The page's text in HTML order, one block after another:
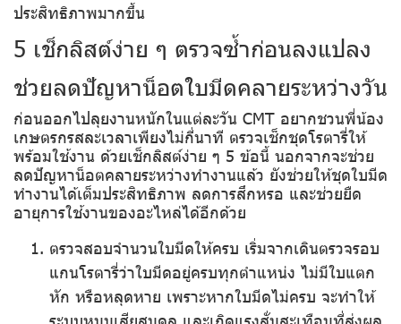
ประสิทธิภาพมากขึ้น
5 เช็กลิสต์ง่าย ๆ ตรวจซ้ำก่อนลงแปลง
ช่วยลดปัญหาน็อตใบมีดคลายระหว่างวัน
ก่อนออกไปลุยงานหนักในแต่ละวัน CMT อยากชวนพี่น้อง
เกษตรกรสละเวลาเพียงไม่กี่นาที ตรวจเช็กชุดโรตารี่ให้
พร้อมใช้งาน ด้วยเช็กลิสต์ง่าย ๆ 5 ข้อนี้ นอกจากจะช่วย
ลดปัญหาน็อตคลายระหว่างทำงานแล้ว ยังช่วยให้ชุดใบมีด
ทำงานได้เต็มประสิทธิภาพ ลดการสึกหรอ และช่วยยืด
อายุการใช้งานของอะไหล่ได้อีกด้วย
ตรวจสอบจำนวนใบมีดให้ครบ เริ่มจากเดินตรวจรอบ
แกนโรตารี่ว่าใบมีดอยู่ครบทุกตำแหน่ง ไม่มีใบแตก
หัก หรือหลุดหาย เพราะหากใบมีดไม่ครบ จะทำให้